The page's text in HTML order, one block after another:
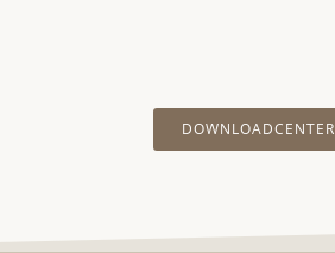
DOWNLOADCENTER